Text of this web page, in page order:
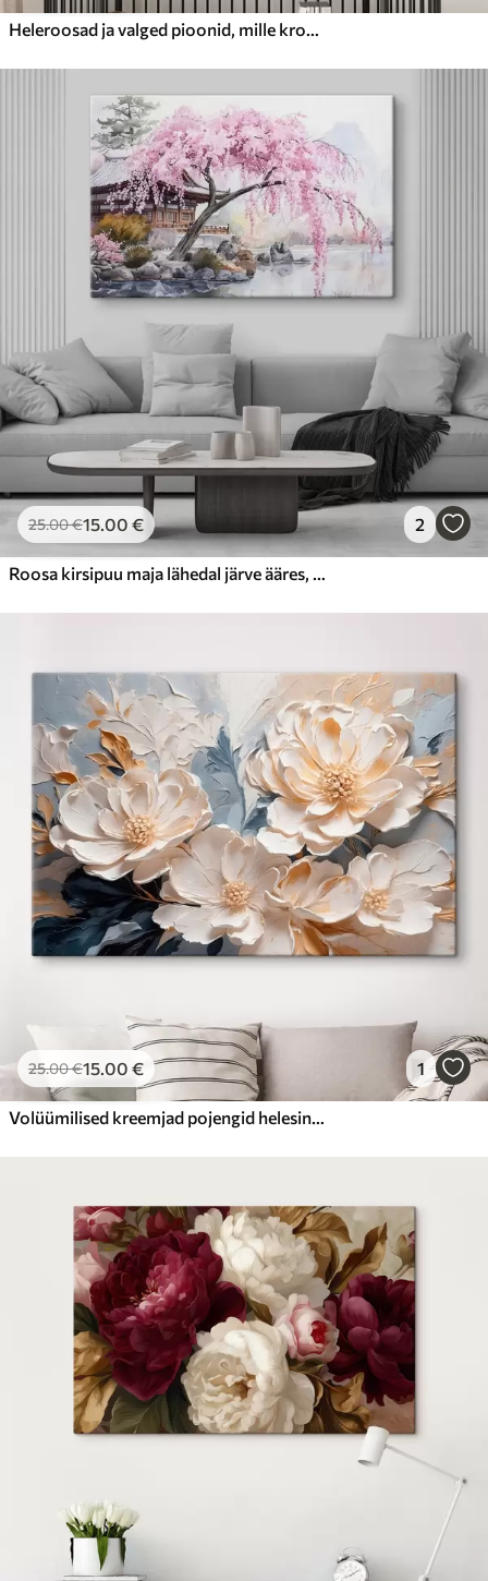
Heleroosad ja valged pioonid, mille kroonlehtedel on veetilgad, taustaks on valge pind
25.00€15.00 € 2
Roosa kirsipuu maja lähedal järve ääres, Jaapan, idamaine, akvarellstiil
25.00€15.00 € 1
Volüümilised kreemjad pojengid helesinisel taustal